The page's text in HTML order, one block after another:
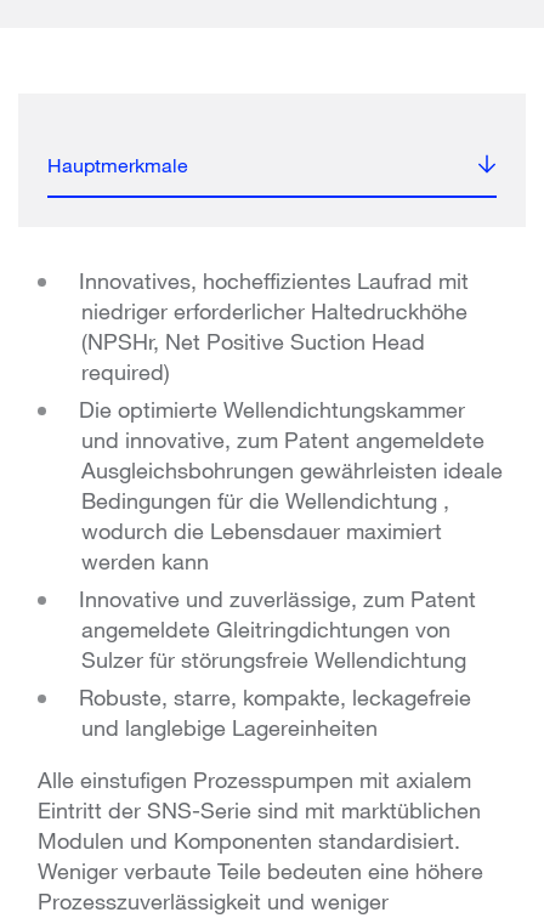
Hauptmerkmale
Innovatives, hocheffizientes Laufrad mit
niedriger erforderlicher Haltedruckhöhe
(NPSHr, Net Positive Suction Head
required)
Die optimierte Wellendichtungskammer
und innovative, zum Patent angemeldete
Ausgleichsbohrungen gewährleisten ideale
Bedingungen für die Wellendichtung ,
wodurch die Lebensdauer maximiert
werden kann
Innovative und zuverlässige, zum Patent
angemeldete Gleitringdichtungen von
Sulzer für störungsfreie Wellendichtung
Robuste, starre, kompakte, leckagefreie
und langlebige Lagereinheiten
Alle einstufigen Prozesspumpen mit axialem
Eintritt der SNS-Serie sind mit marktüblichen
Modulen und Komponenten standardisiert.
Weniger verbaute Teile bedeuten eine höhere
Prozesszuverlässigkeit und weniger